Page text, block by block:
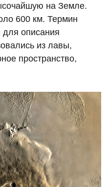
на Земле.
600 км. Термин
для описания
из лавы,
пространство,